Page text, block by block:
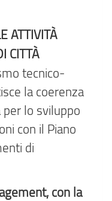
ATTIVITÀ
CITTÀ
tecnico-
la coerenza
per lo sviluppo
con il Piano
di
con la